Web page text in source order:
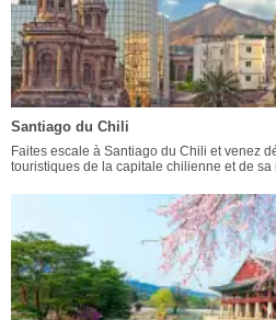
Santiago du Chili
Faites escale à Santiago du Chili et venez
touristiques de la capitale chilienne et de